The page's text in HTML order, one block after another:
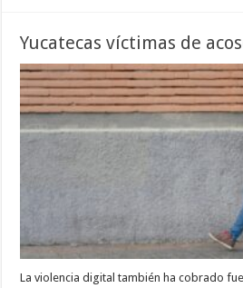
Yucatecas víctimas de
La violencia digital también ha cobrado